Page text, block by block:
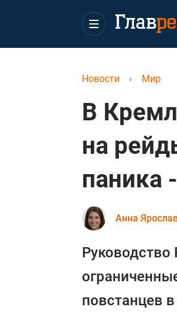
Новости › Мир
В
на
паника
Анна
Руководство
повстанцев